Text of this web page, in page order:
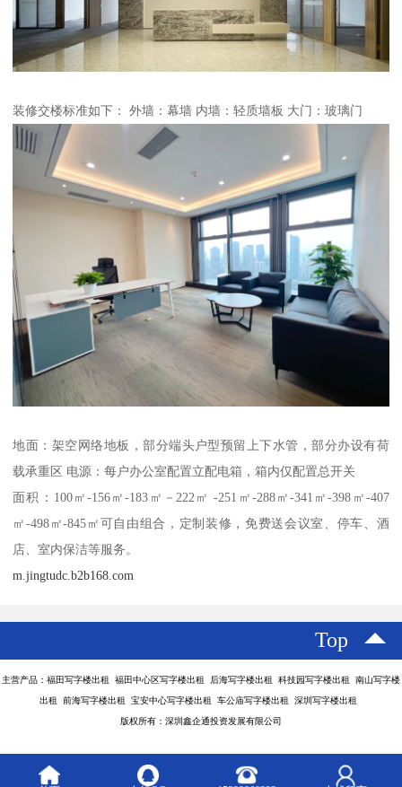
装修交楼标准如下： 外墙：幕墙 内墙：轻质墙板 大门：玻璃门
地面：架空网络地板，部分端头户型预留上下水管，部分办设有荷
载承重区 电源：每户办公室配置立配电箱，箱内仅配置总开关
面积：100㎡-156㎡-183㎡－222㎡ -251㎡-288㎡-341㎡-398㎡-407
㎡-498㎡-845㎡可自由组合，定制装修，免费送会议室、停车、酒
店、室内保洁等服务。
m.jingtudc.b2b168.com
Top
主营产品：福田写字楼出租 福田中心区写字楼出租 后海写字楼出租 科技园写字楼出租 南山写字楼
出租 前海写字楼出租 宝安中心写字楼出租 车公庙写字楼出租 深圳写字楼出租
版权所有：深圳鑫企通投资发展有限公司